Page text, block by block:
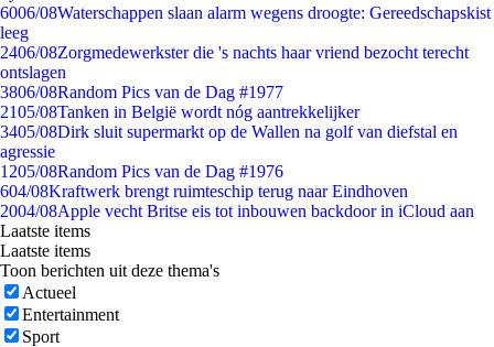
6006/08Waterschappen slaan alarm wegens droogte: Gereedschapskist
leeg
2406/08Zorgmedewerkster die 's nachts haar vriend bezocht terecht
ontslagen
3806/08Random Pics van de Dag #1977
2105/08Tanken in België wordt nóg aantrekkelijker
3405/08Dirk sluit supermarkt op de Wallen na golf van diefstal en
agressie
1205/08Random Pics van de Dag #1976
604/08Kraftwerk brengt ruimteschip terug naar Eindhoven
2004/08Apple vecht Britse eis tot inbouwen backdoor in iCloud aan
Laatste items
Laatste items
Toon berichten uit deze thema's
Actueel
Entertainment
Sport